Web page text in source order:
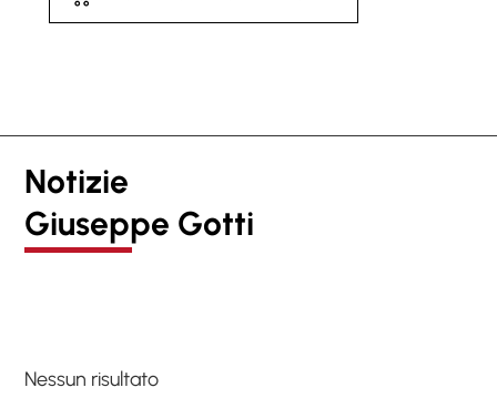
Notizie
Giuseppe Gotti
Nessun risultato